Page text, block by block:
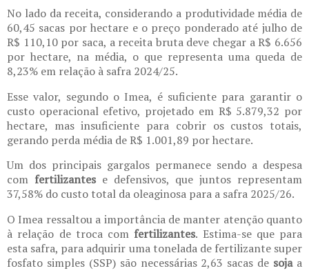
No lado da receita, considerando a produtividade média de
60,45 sacas por hectare e o preço ponderado até julho de
R$ 110,10 por saca, a receita bruta deve chegar a R$ 6.656
por hectare, na média, o que representa uma queda de
8,23% em relação à safra 2024/25.
Esse valor, segundo o Imea, é suficiente para garantir o
custo operacional efetivo, projetado em R$ 5.879,32 por
hectare, mas insuficiente para cobrir os custos totais,
gerando perda média de R$ 1.001,89 por hectare.
Um dos principais gargalos permanece sendo a despesa
com fertilizantese defensivos, que juntos representam
37,58% do custo total da oleaginosa para a safra 2025/26.
O Imea ressaltou a importância de manter atenção quanto
à relação de troca comfertilizantes. Estima-se que para
esta safra, para adquirir uma tonelada de fertilizante super
fosfato simples (SSP) são necessárias 2,63 sacas de sojaa